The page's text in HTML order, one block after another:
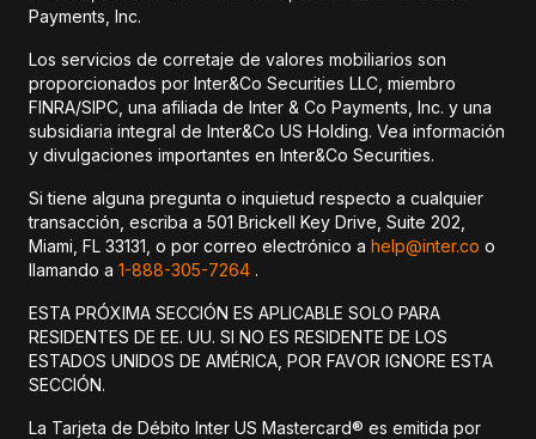
Payments, Inc.
Los servicios de corretaje de valores mobiliarios son
proporcionados por Inter&Co Securities LLC, miembro
FINRA/SIPC, una afiliada de Inter & Co Payments, Inc. y una
subsidiaria integral de Inter&Co US Holding. Vea información
y divulgaciones importantes en Inter&Co Securities.
Si tiene alguna pregunta o inquietud respecto a cualquier
transacción, escriba a 501 Brickell Key Drive, Suite 202,
Miami, FL 33131, o por correo electrónico a help@inter.co o
llamando a 1-888-305-7264 .
ESTA PRÓXIMA SECCIÓN ES APLICABLE SOLO PARA
RESIDENTES DE EE. UU. SI NO ES RESIDENTE DE LOS
ESTADOS UNIDOS DE AMÉRICA, POR FAVOR IGNORE ESTA
SECCIÓN.
La Tarjeta de Débito Inter US Mastercard® es emitida por